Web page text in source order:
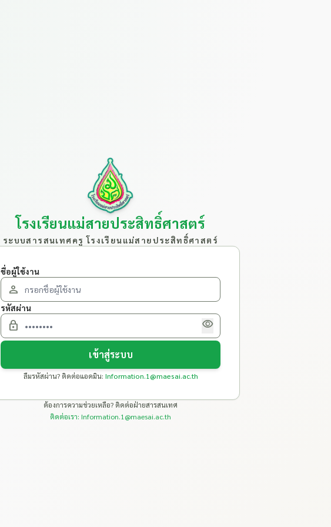
โรงเรียนแม่สายประสิทธิ์ศาสตร์
ระบบสารสนเทศครู โรงเรียนแม่สายประสิทธิ์ศาสตร์
ชื่อผู้ใช้งาน
person
รหัสผ่าน
lock visibility
เข้าสู่ระบบ
ลืมรหัสผ่าน? ติดต่อแอดมิน: Information.1@maesai.ac.th
ต้องการความช่วยเหลือ? ติดต่อฝ่ายสารสนเทศ
ติดต่อเรา: Information.1@maesai.ac.th